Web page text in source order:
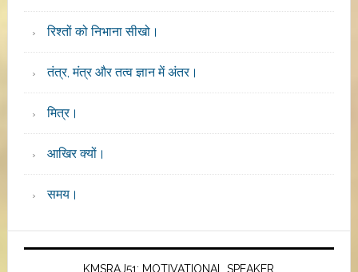
रिश्तों को निभाना सीखो।
तंत्र, मंत्र और तत्व ज्ञान में अंतर।
मित्र।
आखिर क्यों।
समय।
KMSRAJ51: MOTIVATIONAL SPEAKER